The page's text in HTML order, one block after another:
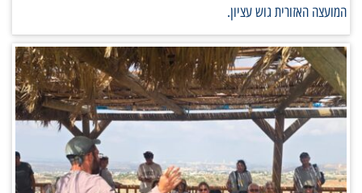
המועצה האזורית גוש עציון.